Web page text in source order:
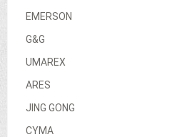
EMERSON
G&G
UMAREX
ARES
JING GONG
CYMA